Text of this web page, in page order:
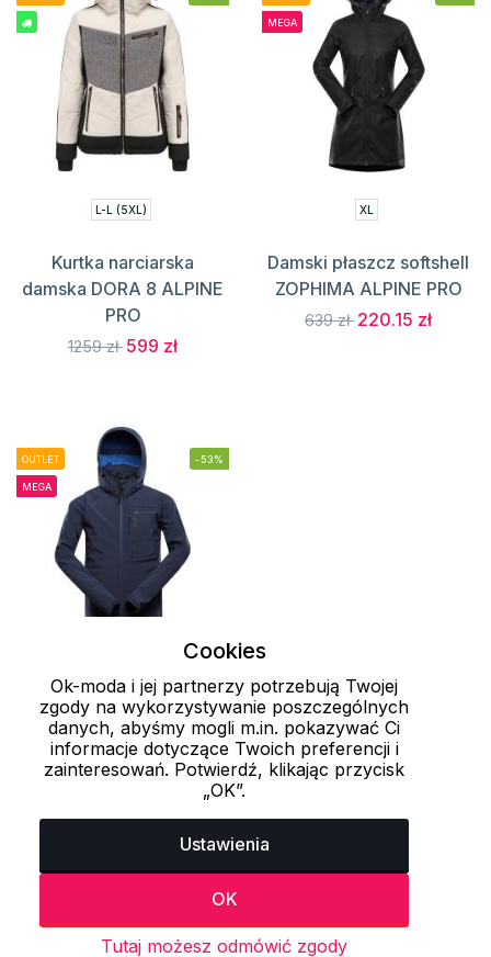
L-L (5XL)
Kurtka narciarska
damska DORA 8 ALPINE
PRO
1259 zł 599 zł
MEGA
XL
Damski płaszcz softshell
ZOPHIMA ALPINE PRO
639 zł 220.15 zł
OUTLET
MEGA
-53%
Męska kurtka
softshellowa HOOR
ALPINE PRO
Ostatnio oglądane produkty
Cookies
Ok-moda i jej partnerzy potrzebują Twojej
zgody na wykorzystywanie poszczególnych
danych, abyśmy mogli m.in. pokazywać Ci
informacje dotyczące Twoich preferencji i
zainteresowań. Potwierdź, klikając przycisk
„OK”.
Ustawienia
OK
Tutaj możesz odmówić zgody